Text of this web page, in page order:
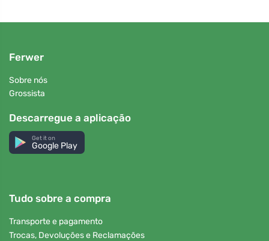
Ferwer
Sobre nós
Grossista
Descarregue a aplicação
Get it on
Google Play
Tudo sobre a compra
Transporte e pagamento
Trocas, Devoluções e Reclamações